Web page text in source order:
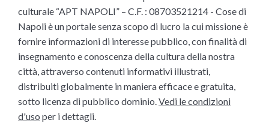
culturale “APT NAPOLI” – C.F. : 08703521214 - Cose di
Napoli è un portale senza scopo di lucro la cui missione è
fornire informazioni di interesse pubblico, con finalità di
insegnamento e conoscenza della cultura della nostra
città, attraverso contenuti informativi illustrati,
distribuiti globalmente in maniera efficace e gratuita,
sotto licenza di pubblico dominio.Vedi le condizioni
d'uso per i dettagli.